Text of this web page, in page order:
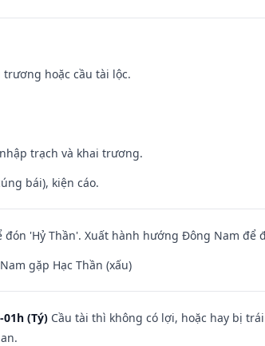
trương hoặc cầu tài lộc.
trạch và khai trương.
bái), kiện cáo.
đón 'Hỷ Thần'. Xuất hành hướng Đông Nam để
gặp Hạc Thần (xấu)
(Tý) Cầu tài thì không có lợi, hoặc hay bị